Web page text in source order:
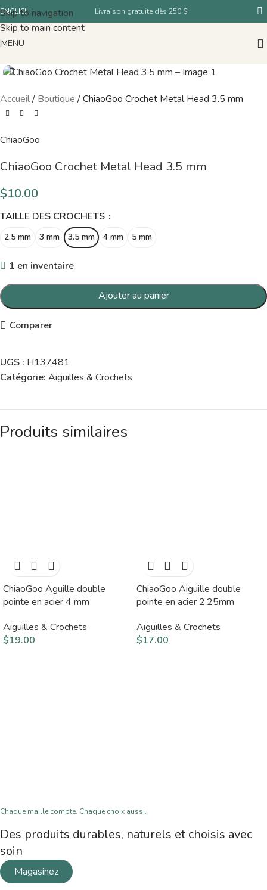
Skip to navigation
Skip to main content
ENGLISH Livraison gratuite dès 250 $
MENU
Accueil/ Boutique /ChiaoGoo Crochet Metal Head 3.5 mm
ChiaoGoo
ChiaoGoo Crochet Metal Head 3.5 mm
$10.00
TAILLE DES CROCHETS
2.5 mm 3 mm 3.5 mm 4 mm 5 mm
1 en inventaire
Ajouter au panier
Comparer
UGS : H137481
Catégorie: Aiguilles & Crochets
Produits similaires
ChiaoGoo Aguille double
pointe en acier 4 mm
Aiguilles & Crochets
$19.00
ChiaoGoo Aiguille double
pointe en acier 2.25mm
Aiguilles & Crochets
$17.00
Chaque maille compte. Chaque choix aussi.
Des produits durables, naturels et choisis avec
soin
Magasinez